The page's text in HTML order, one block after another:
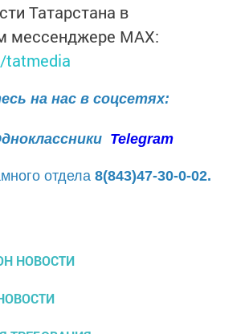
Татарстана в
мессенджере MАХ:
tatmedia
на нас в соцсетях:
Telegram
отдела 8(843)47-30-0-02.
НОВОСТИ